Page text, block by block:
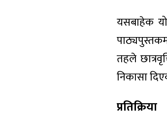
यसबाहेक यो
तहले
निकासा
प्रतिक्रिया